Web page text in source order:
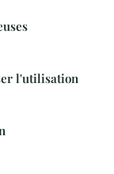
l'utilisation